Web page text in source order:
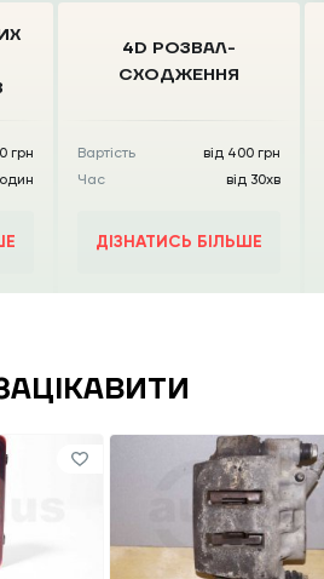
грн
4D РОЗВАЛ-
СХОДЖЕННЯ
Вартість
від 400 грн
Час
від 30хв
ДІЗНАТИСЬ БІЛЬШЕ